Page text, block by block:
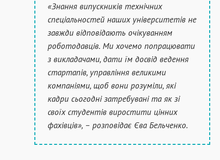
«Знання випускників технічних
спеціальностей наших університетів не
завжди відповідають очікуванням
роботодавців. Ми хочемо попрацювати
з викладачами, дати їм досвід ведення
стартапів, управління великими
компаніями, щоб вони розуміли, які
кадри сьогодні затребувані та як зі
своїх студентів виростити цінних
фахівців», – розповідає Єва Бельченко.